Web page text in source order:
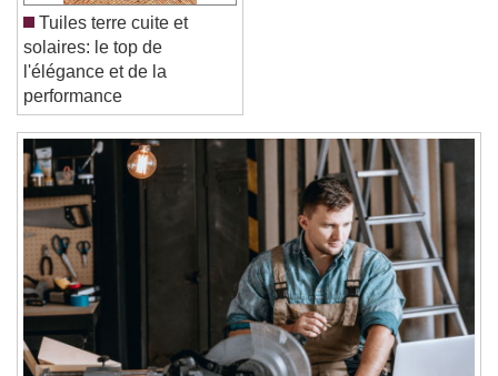
Close Modal Dialog
Tuiles terre cuite et
solaires: le top de
l'élégance et de la
performance